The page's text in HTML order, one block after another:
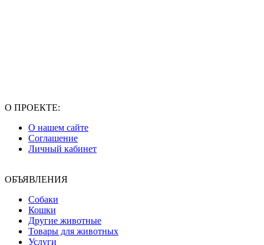
О ПРОЕКТЕ:
О нашем сайте
Соглашение
Личный кабинет
ОБЪЯВЛЕНИЯ
Собаки
Кошки
Другие животные
Товары для животных
Услуги